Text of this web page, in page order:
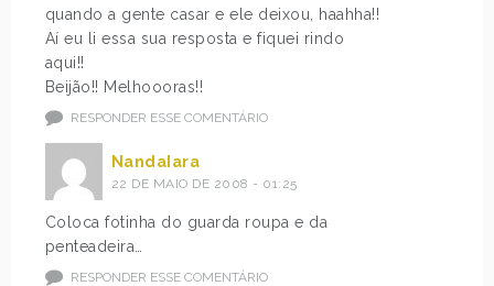
quando a gente casar e ele deixou, haahha!!
Aí eu li essa sua resposta e fiquei rindo
aqui!!
Beijão!! Melhoooras!!
RESPONDER ESSE COMENTÁRIO
NandaIara
22 DE MAIO DE 2008 - 01:25
Coloca fotinha do guarda roupa e da
penteadeira…
RESPONDER ESSE COMENTÁRIO